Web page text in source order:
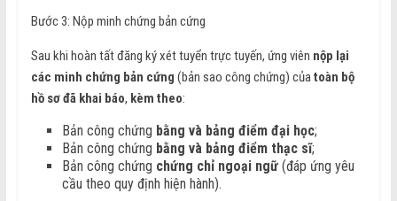
Bước 3: Nộp minh chứng bản cứng
Sau khi hoàn tất đăng ký xét tuyển trực tuyến, ứng viên nộp lại
các minh chứng bản cứng (bản sao công chứng) củatoàn bộ
hồ sơ đã khai báo, kèm theo:
Bản công chứng bằng và bảng điểm đại học;
Bản công chứng bằng và bảng điểm thạc sĩ;
Bản công chứng chứng chỉ ngoại ngữ(đáp ứng yêu
cầu theo quy định hiện hành).